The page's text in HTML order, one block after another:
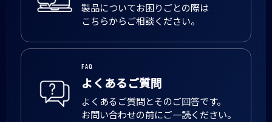
製品についてお困りごとの際は
こちらからご相談ください。
FAQ
よくあるご質問
よくあるご質問とそのご回答です。
お問い合わせの前にご一読ください。